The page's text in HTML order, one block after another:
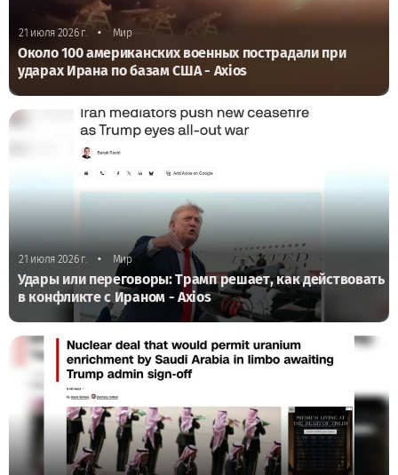
21 июля 2026 г. • Мир
Около 100 американских военных пострадали при
ударах Ирана по базам США - Axios
21 июля 2026 г. • Мир
Удары или переговоры: Трамп решает, как действовать
в конфликте с Ираном - Axios